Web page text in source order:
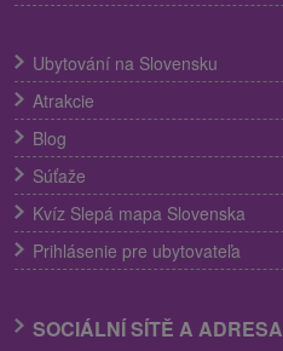
Ubytování na Slovensku
Atrakcie
Blog
Súťaže
Kvíz Slepá mapa Slovenska
Prihlásenie pre ubytovateľa
SOCIÁLNÍ SÍTĚ A ADRESA